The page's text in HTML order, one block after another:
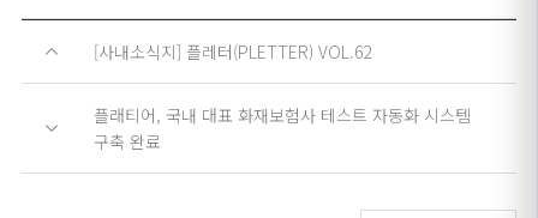
[사내소식지] 플레터(PLETTER) VOL.62
플래티어, 국내 대표 화재보험사 테스트 자동화 시스템
구축 완료